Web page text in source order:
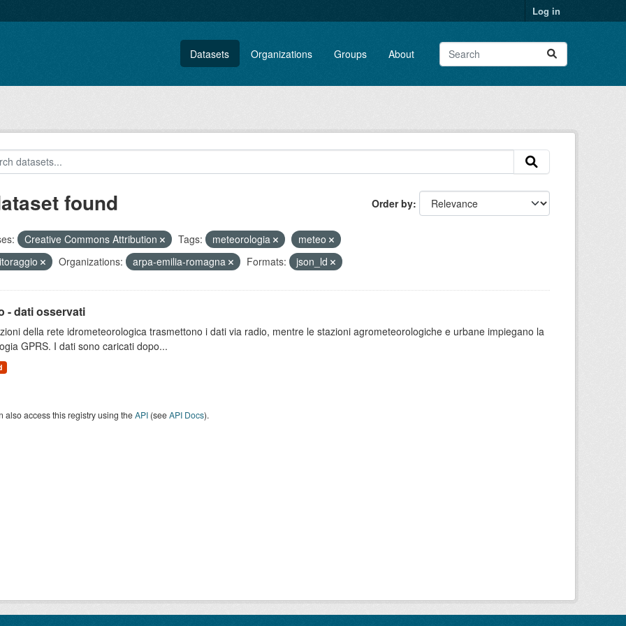
Log in
Datasets Organizations Groups About
Order by
found
Creative Commons Attribution Tags: meteorologia
meteo
Organizations: arpa-emilia-romagna Formats: json_ld
- dati osservati
della rete idrometeorologica trasmettono i dati via radio, mentre le stazioni agrometeorologiche e urbane impiegano la
GPRS. I dati sono caricati dopo...
also access this registry using theAPI(seeAPI Docs).